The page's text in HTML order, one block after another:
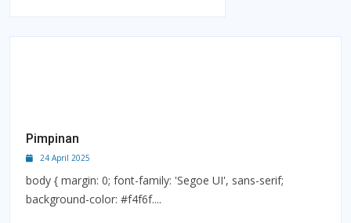
Pimpinan
24 April 2025
body { margin: 0; font-family: 'Segoe UI', sans-serif;
background-color: #f4f6f....